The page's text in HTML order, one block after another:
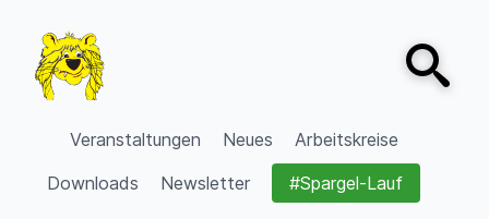
VVV Burgdorf
Veranstaltungen Neues
Arbeitskreise
Downloads
Newsletter #Spargel-Lauf
Open